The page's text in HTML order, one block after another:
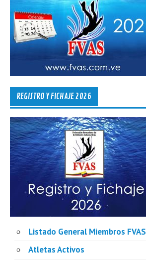
REGISTRO Y FICHAJE 2026
Listado General Miembros FVAS
Atletas Activos